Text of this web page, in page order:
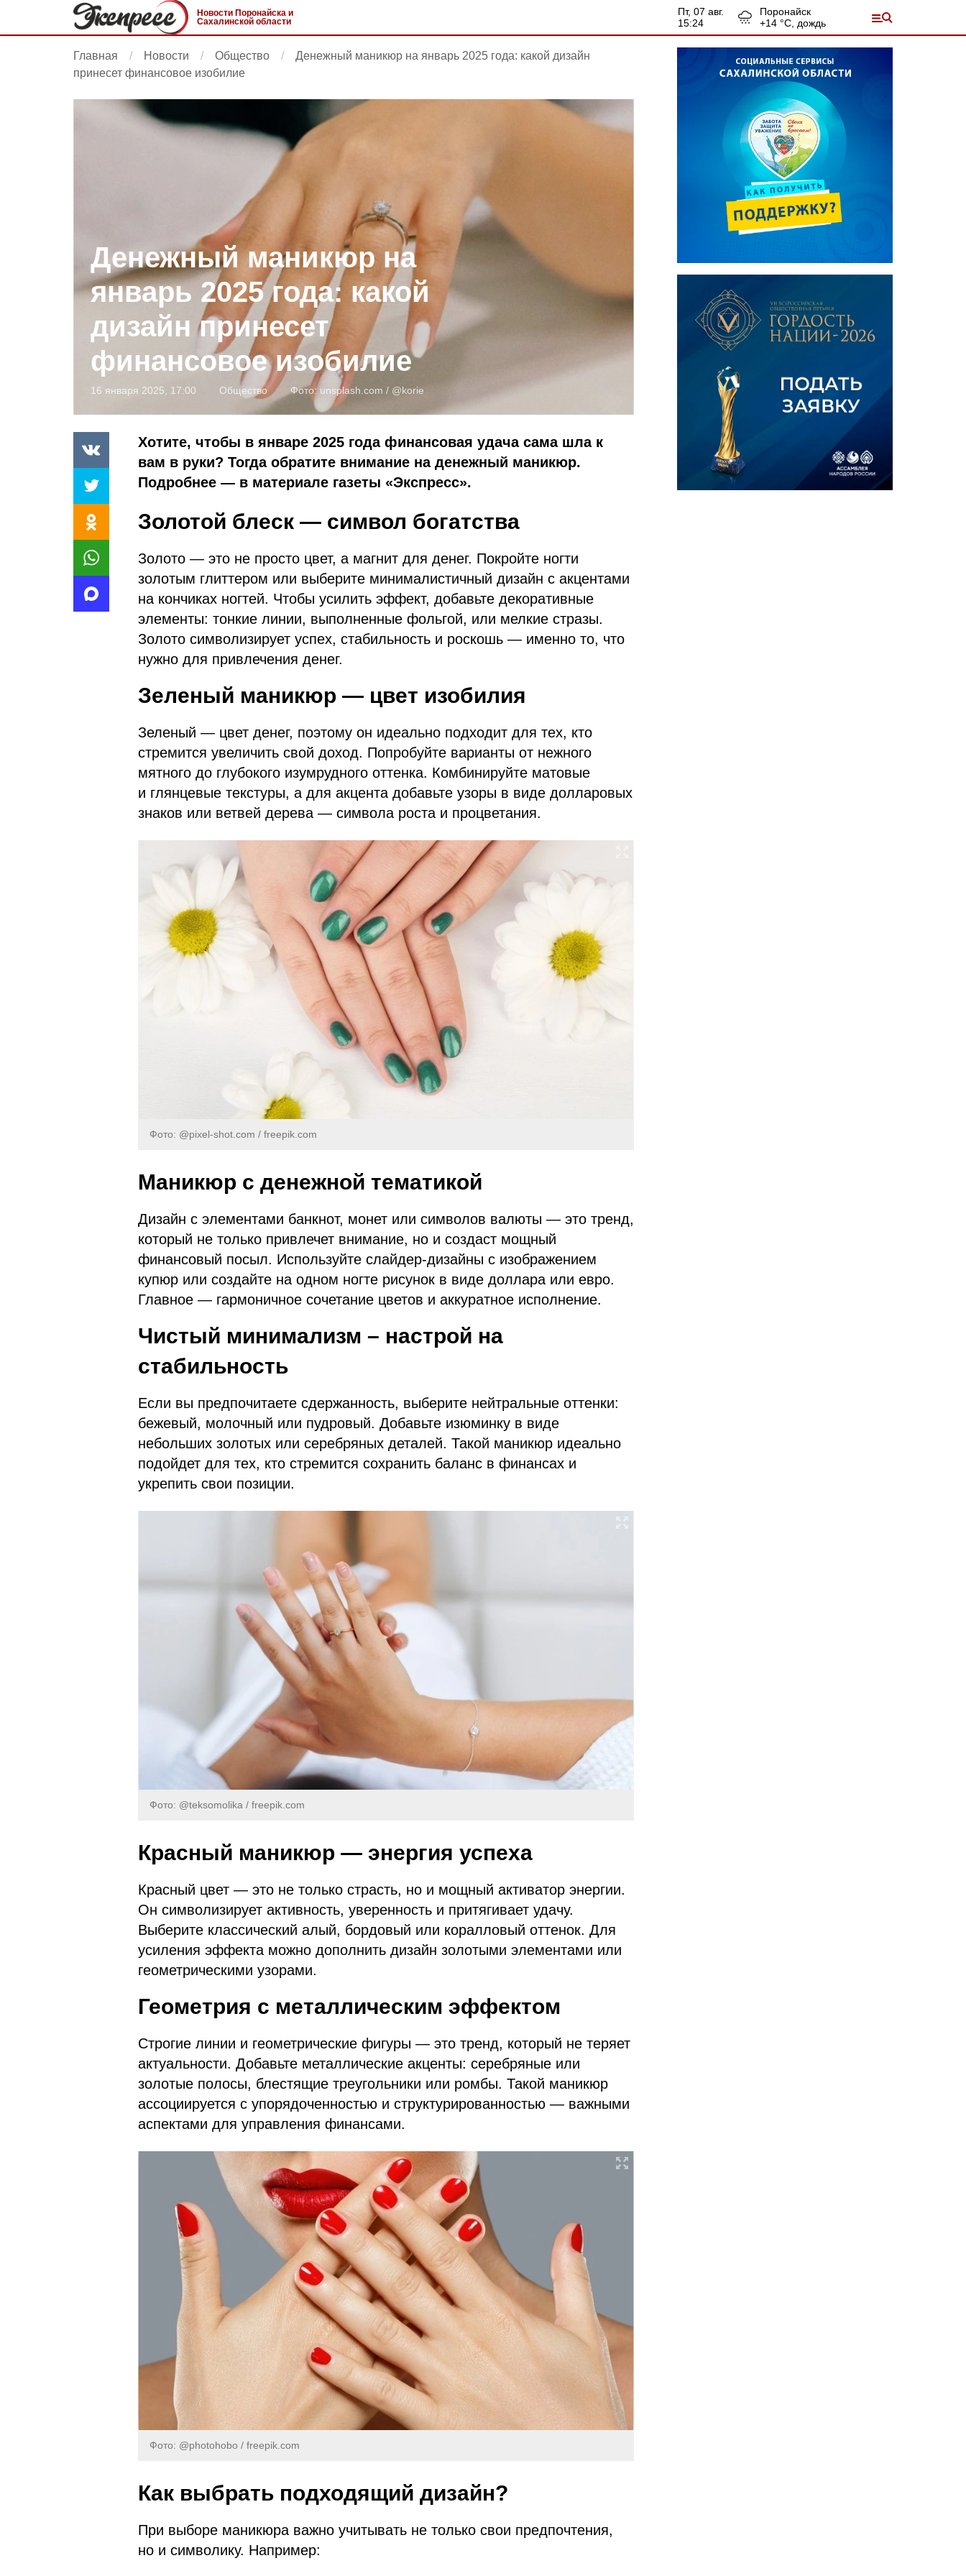
Новости Поронайска и
Сахалинской области
пт, 07 авг.
15:24
Поронайск
+14 °С, дождь
Главная Новости Общество
Денежный маникюр на январь 2025 года: какой дизайн
принесет финансовое изобилие
Денежный маникюр на
январь 2025 года: какой
дизайн принесет
финансовое изобилие
16 января 2025, 17:00 Общество Фото:unsplash.com / @korie
Хотите, чтобы в январе 2025 года финансовая удача сама шла к
вам в руки? Тогда обратите внимание на денежный маникюр.
Подробнее — в материале газеты «Экспресс».
Золотой блеск — символ богатства
Золото — это не просто цвет, а магнит для денег. Покройте ногти
золотым глиттером или выберите минималистичный дизайн с акцентами
на кончиках ногтей. Чтобы усилить эффект, добавьте декоративные
элементы: тонкие линии, выполненные фольгой, или мелкие стразы.
Золото символизирует успех, стабильность и роскошь — именно то, что
нужно для привлечения денег.
Зеленый маникюр — цвет изобилия
Зеленый — цвет денег, поэтому он идеально подходит для тех, кто
стремится увеличить свой доход. Попробуйте варианты от нежного
мятного до глубокого изумрудного оттенка. Комбинируйте матовые
и глянцевые текстуры, а для акцента добавьте узоры в виде долларовых
знаков или ветвей дерева — символа роста и процветания.
Фото: @pixel-shot.com / freepik.com
Маникюр с денежной тематикой
Дизайн с элементами банкнот, монет или символов валюты — это тренд,
который не только привлечет внимание, но и создаст мощный
финансовый посыл. Используйте слайдер-дизайны с изображением
купюр или создайте на одном ногте рисунок в виде доллара или евро.
Главное — гармоничное сочетание цветов и аккуратное исполнение.
Чистый минимализм – настрой на
стабильность
Если вы предпочитаете сдержанность, выберите нейтральные оттенки:
бежевый, молочный или пудровый. Добавьте изюминку в виде
небольших золотых или серебряных деталей. Такой маникюр идеально
подойдет для тех, кто стремится сохранить баланс в финансах и
укрепить свои позиции.
Фото: @teksomolika / freepik.com
Красный маникюр — энергия успеха
Красный цвет — это не только страсть, но и мощный активатор энергии.
Он символизирует активность, уверенность и притягивает удачу.
Выберите классический алый, бордовый или коралловый оттенок. Для
усиления эффекта можно дополнить дизайн золотыми элементами или
геометрическими узорами.
Геометрия с металлическим эффектом
Строгие линии и геометрические фигуры — это тренд, который не теряет
актуальности. Добавьте металлические акценты: серебряные или
золотые полосы, блестящие треугольники или ромбы. Такой маникюр
ассоциируется с упорядоченностью и структурированностью — важными
аспектами для управления финансами.
Фото: @photohobo / freepik.com
Как выбрать подходящий дизайн?
При выборе маникюра важно учитывать не только свои предпочтения,
но и символику. Например: